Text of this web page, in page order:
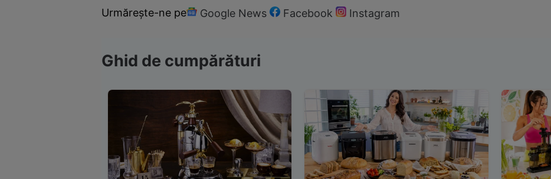
Urmărește-ne pe Google News Facebook Instagram
Ghid de cumpărături